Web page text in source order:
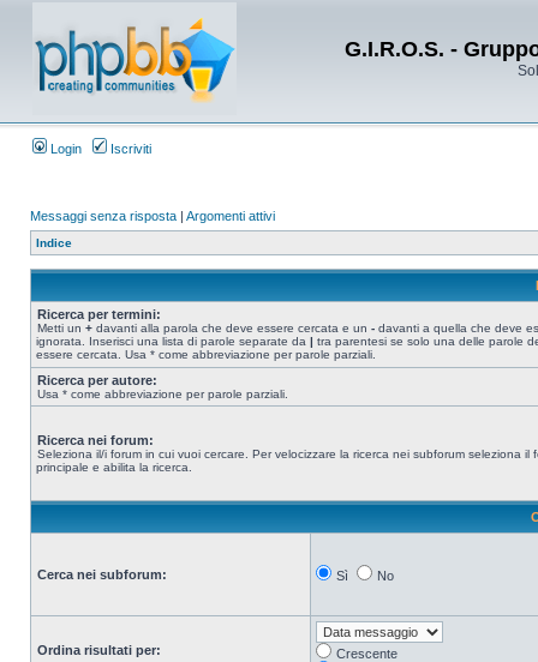
G.I.R.O.S. -
Login Iscriviti
Messaggi senza risposta | Argomenti attivi
Indice
Ricerca per termini:
Metti un + davanti alla parola che deve essere cercata e un - davanti a quella che deve
ignorata. Inserisci una lista di parole separate da | tra parentesi se solo una delle parole
essere cercata. Usa * come abbreviazione per parole parziali.
Ricerca per autore:
Usa * come abbreviazione per parole parziali.
Ricerca nei forum:
Seleziona il/i forum in cui vuoi cercare. Per velocizzare la ricerca nei subforum seleziona il
principale e abilita la ricerca.
Cerca nei subforum: Sì No
Ordina risultati per:
Crescente